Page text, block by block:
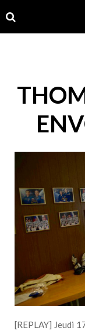
to
navigation
to
content
[REPLAY] Jeudi